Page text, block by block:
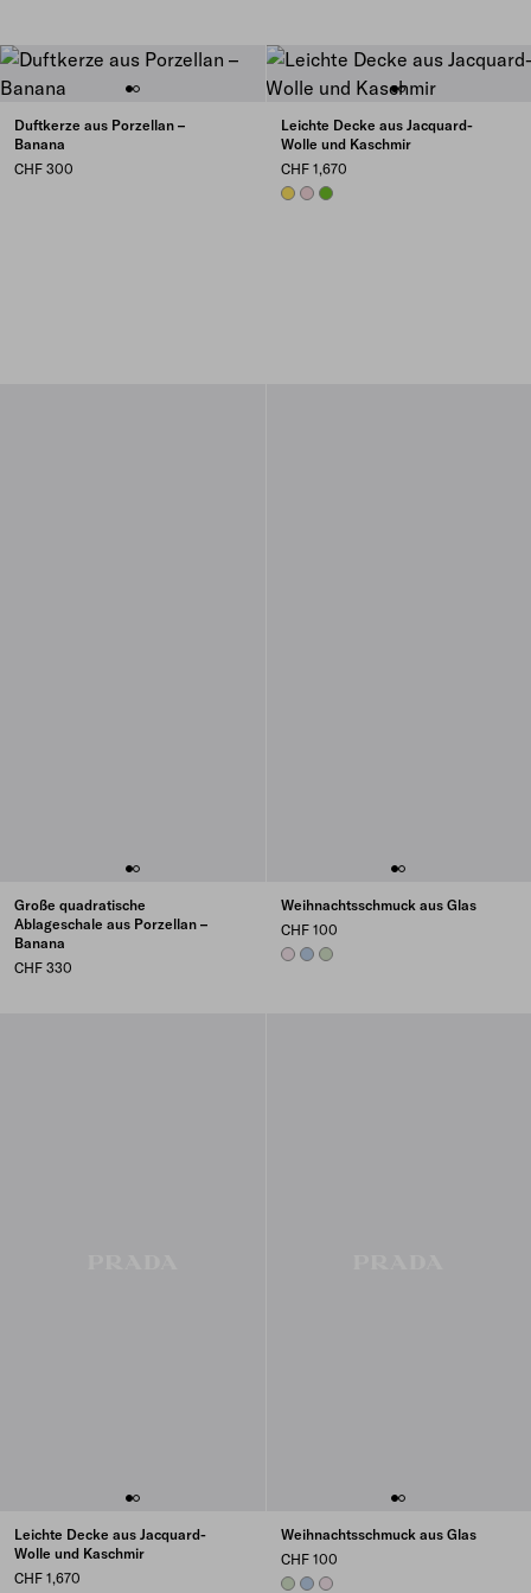
Duftkerze aus Porzellan –
Banana
CHF 300
Leichte Decke aus Jacquard-
Wolle und Kaschmir
CHF 1,670
SUNNY YELLOW
PINKLIME GREEN
Große quadratische
Ablageschale aus Porzellan –
Banana
CHF 330
Weihnachtsschmuck aus Glas
CHF 100
ALABASTER PINK
LIGHT BLUE
AQUA
Leichte Decke aus Jacquard-
Wolle und Kaschmir
CHF 1,670
Weihnachtsschmuck aus Glas
CHF 100
AQUALIGHT BLUE
ALABASTER PINK